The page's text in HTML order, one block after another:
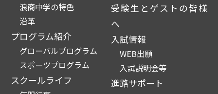
浪商中学の特色
沿革
プログラム紹介
グローバルプログラム
スポーツプログラム
スクールライフ
受験生とゲストの皆様
へ
入試情報
WEB出願
入試説明会等
進路サポート